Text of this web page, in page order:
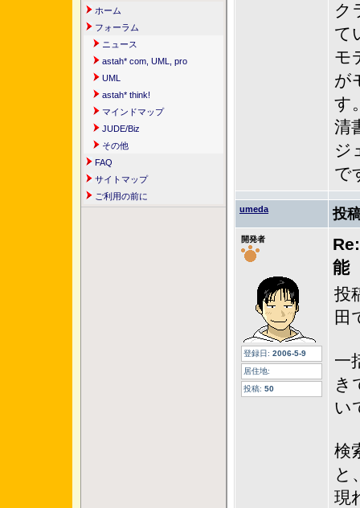
ホーム
フォーラム
ニュース
astah* com, UML, pro
UML
astah* think!
マインドマップ
JUDE/Biz
その他
FAQ
サイトマップ
ご利用の前に
ク
て
モ
が
す
清
ジ
で
umeda 投
開発者
登録日: 2006-5-9
居住地:
投稿: 50
能
投
田
一
き
い
検
と
現